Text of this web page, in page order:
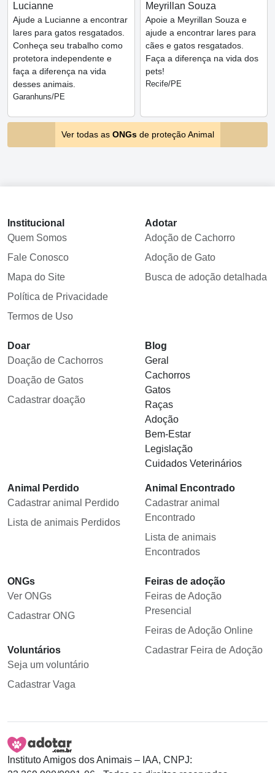
Lucianne
Ajude a Lucianne a encontrar
lares para gatos resgatados.
Conheça seu trabalho como
protetora independente e
faça a diferença na vida
desses animais.
Garanhuns/PE
Meyrillan Souza
Apoie a Meyrillan Souza e
ajude a encontrar lares para
cães e gatos resgatados.
Faça a diferença na vida dos
pets!
Recife/PE
Ver todas as ONGsde proteção Animal
Institucional
Quem Somos
Fale Conosco
Mapa do Site
Política de Privacidade
Termos de Uso
Adotar
Adoção de Cachorro
Adoção de Gato
Busca de adoção detalhada
Doar
Doação de Cachorros
Doação de Gatos
Cadastrar doação
Blog
Geral
Cachorros
Gatos
Raças
Adoção
Bem-Estar
Legislação
Cuidados Veterinários
Animal Perdido
Cadastrar animal Perdido
Lista de animais Perdidos
Animal Encontrado
Cadastrar animal
Encontrado
Lista de animais
Encontrados
ONGs
Ver ONGs
Cadastrar ONG
Voluntários
Seja um voluntário
Cadastrar Vaga
Feiras de adoção
Feiras de Adoção
Presencial
Feiras de Adoção Online
Cadastrar Feira de Adoção
Instituto Amigos dos Animais – IAA, CNPJ: